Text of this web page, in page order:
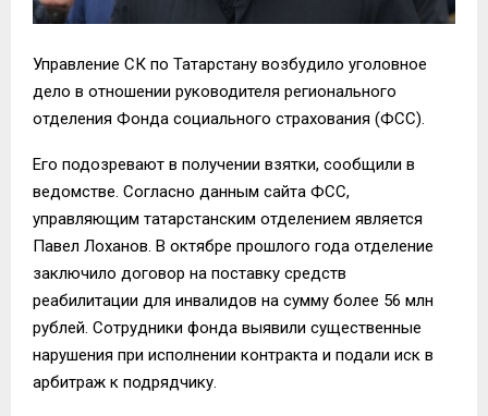
Управление СК по Татарстану возбудило уголовное
дело в отношении руководителя регионального
отделения Фонда социального страхования (ФСС).
Его подозревают в получении взятки, сообщили в
ведомстве. Согласно данным сайта ФСС,
управляющим татарстанским отделением является
Павел Лоханов. В октябре прошлого года отделение
заключило договор на поставку средств
реабилитации для инвалидов на сумму более 56 млн
рублей. Сотрудники фонда выявили существенные
нарушения при исполнении контракта и подали иск в
арбитраж к подрядчику.